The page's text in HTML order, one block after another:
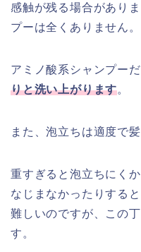
感触が残る場合があり
プーは全くありません。
アミノ酸系シャンプー
りと洗い上がります。
また、泡立ちは適度で
重すぎると泡立ちにく
なじまなかったりする
難しいのですが、この
す。